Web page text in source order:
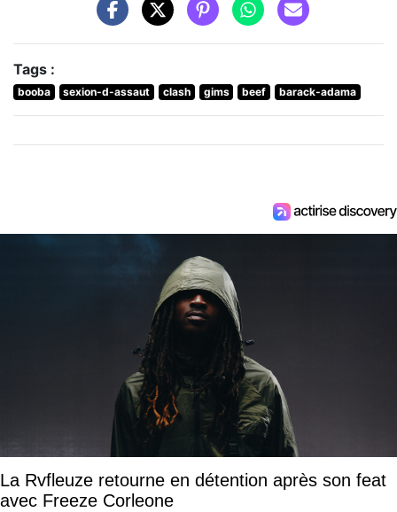
Tags :
booba sexion-d-assaut clash gims beef barack-adama
La Rvfleuze retourne en détention après son feat
avec Freeze Corleone